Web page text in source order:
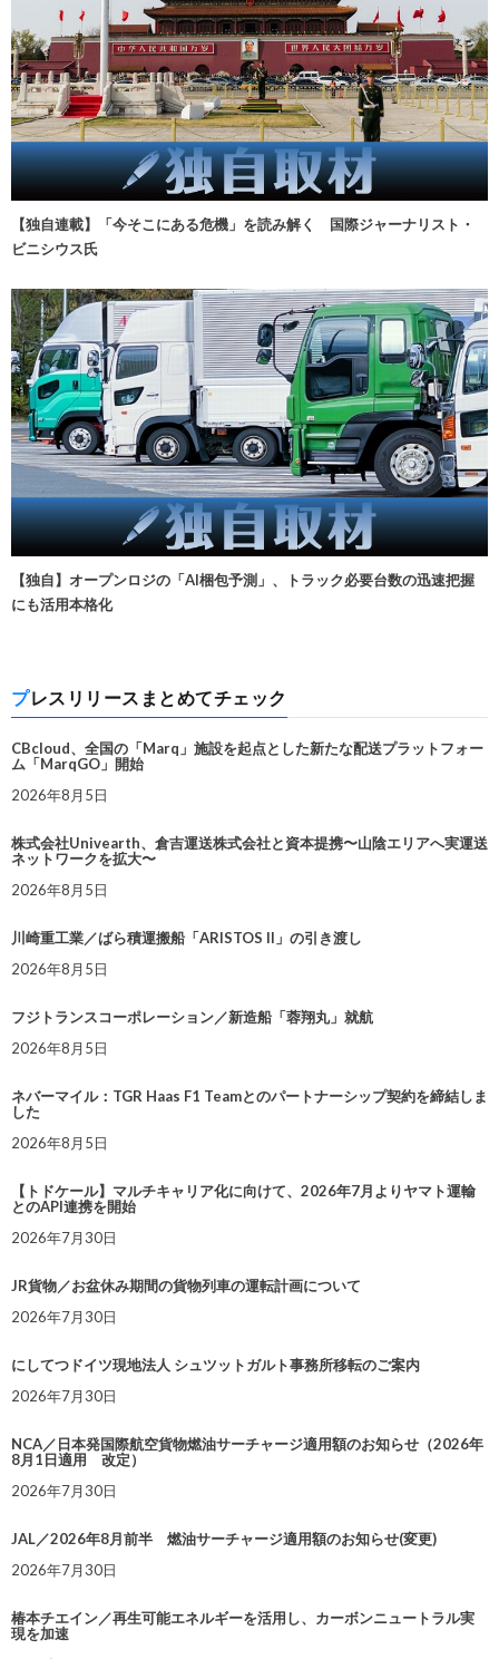
【独自連載】「今そこにある危機」を読み解く 国際ジャーナリスト・
ビニシウス氏
【独自】オープンロジの「AI梱包予測」、トラック必要台数の迅速把握
にも活用本格化
プレスリリースまとめてチェック
CBcloud、全国の「Marq」施設を起点とした新たな配送プラットフォー
ム「MarqGO」開始
2026年8月5日
株式会社Univearth、倉吉運送株式会社と資本提携〜山陰エリアへ実運送
ネットワークを拡大〜
2026年8月5日
川崎重工業／ばら積運搬船「ARISTOS II」の引き渡し
2026年8月5日
フジトランスコーポレーション／新造船「蓉翔丸」就航
2026年8月5日
ネバーマイル：TGR Haas F1 Teamとのパートナーシップ契約を締結しま
した
2026年8月5日
【トドケール】マルチキャリア化に向けて、2026年7月よりヤマト運輸
とのAPI連携を開始
2026年7月30日
JR貨物／お盆休み期間の貨物列車の運転計画について
2026年7月30日
にしてつドイツ現地法人 シュツットガルト事務所移転のご案内
2026年7月30日
NCA／日本発国際航空貨物燃油サーチャージ適用額のお知らせ（2026年
8月1日適用 改定）
2026年7月30日
JAL／2026年8月前半 燃油サーチャージ適用額のお知らせ(変更)
2026年7月30日
椿本チエイン／再生可能エネルギーを活用し、カーボンニュートラル実
現を加速